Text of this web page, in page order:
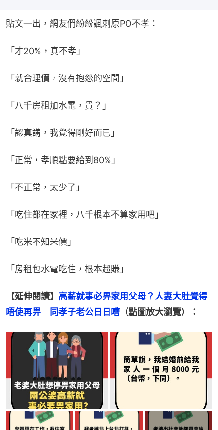
貼文一出，網友們紛紛諷刺原PO不孝：
「才20%，真不孝」
「就合理價，沒有抱怨的空間」
「八千房租加水電，貴？」
「認真講，我覺得剛好而已」
「正常，孝順點要給到80%」
「不正常，太少了」
「吃住都在家裡，八千根本不算家用吧」
「吃米不知米價」
「房租包水電吃住，根本超賺」
【延伸閱讀】 高薪就事必畀家用父母？人妻大肚覺得
唔使再畀　同孝子老公日日嘈 （點圖放大瀏覽）：